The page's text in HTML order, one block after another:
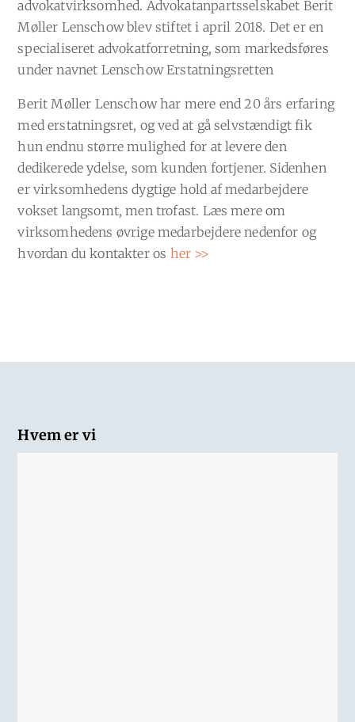
advokatvirksomhed. Advokatanpartsselskabet Berit
Møller Lenschow blev stiftet i april 2018. Det er en
specialiseret advokatforretning, som markedsføres
under navnet Lenschow Erstatningsretten
Berit Møller Lenschow har mere end 20 års erfaring
med erstatningsret, og ved at gå selvstændigt fik
hun endnu større mulighed for at levere den
dedikerede ydelse, som kunden fortjener. Sidenhen
er virksomhedens dygtige hold af medarbejdere
vokset langsomt, men trofast. Læs mere om
virksomhedens øvrige medarbejdere nedenfor og
hvordan du kontakter os her >>
Hvem er vi